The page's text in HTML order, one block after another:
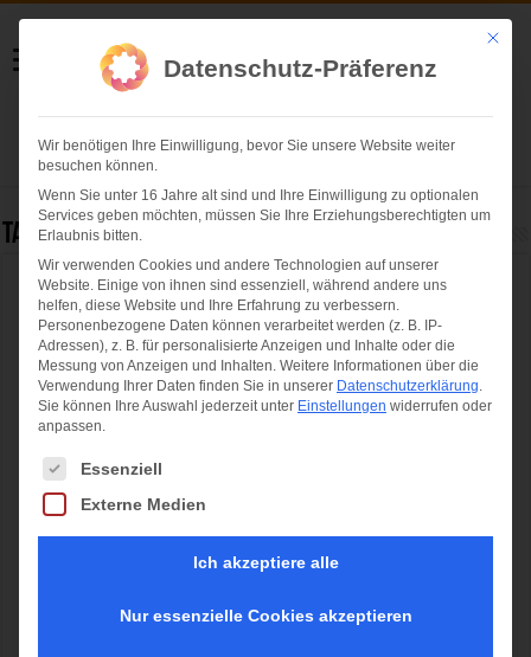
Helmut Swoboda
Fotografie
Herzlich willkommen
Tag Archives:
Guido Maria Kretschmer by heine Kollektion
im HEART München vorgestellt
Guido Maria Kretschmer liegen die Frauenherzen zu Füßen – nicht
Mit
Datenschutz-Präferenz
Wir benötigen Ihre Einwilligung, bevor Sie unsere Website weiter
besuchen können.
Wenn Sie unter 16 Jahre alt sind und Ihre Einwilligung zu optionalen
Services geben möchten, müssen Sie Ihre Erziehungsberechtigten um
Erlaubnis bitten.
Wir verwenden Cookies und andere Technologien auf unserer
Website. Einige von ihnen sind essenziell, während andere uns
helfen, diese Website und Ihre Erfahrung zu verbessern.
Personenbezogene Daten können verarbeitet werden (z. B. IP-
Adressen), z. B. für personalisierte Anzeigen und Inhalte oder die
Messung von Anzeigen und Inhalten. Weitere Informationen über die
Verwendung Ihrer Daten finden Sie in unserer Datenschutzerklärung.
Sie können Ihre Auswahl jederzeit unter Einstellungen widerrufen oder
anpassen.
Es folgt eine Liste der Service-Gruppen, für die eine Einwilligung
Essenziell
Externe Medien
Ich akzeptiere alle
Nur essenzielle Cookies akzeptieren